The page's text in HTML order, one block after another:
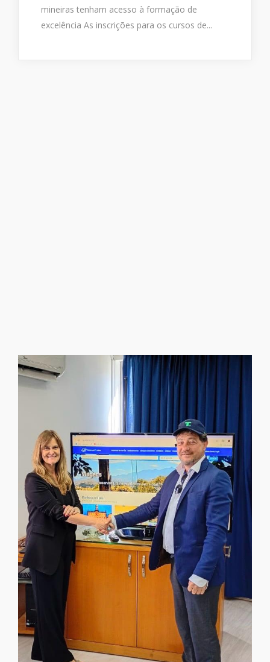
mineiras tenham acesso à formação de
excelência As inscrições para os cursos de...